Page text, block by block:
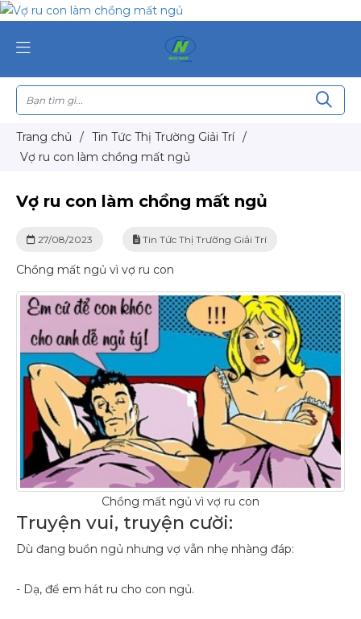
Trang chủ / Tin Tức Thị Trường Giải Trí /
Vợ ru con làm chồng mất ngủ
Vợ ru con làm chồng mất ngủ
27/08/2023 Tin Tức Thị Trường Giải Trí
Chồng mất ngủ vì vợ ru con
Chồng mất ngủ vì vợ ru con
Truyện vui, truyện cười:
Dù đang buồn ngủ nhưng vợ vẫn nhẹ nhàng đáp:
- Dạ, để em hát ru cho con ngủ.